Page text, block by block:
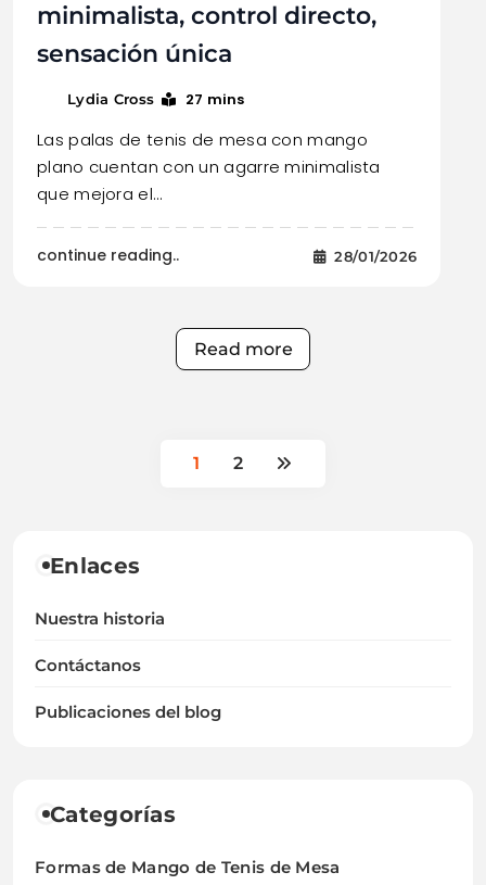
minimalista, control directo,
sensación única
Lydia Cross 27 mins
Las palas de tenis de mesa con mango
plano cuentan con un agarre minimalista
que mejora el…
continue reading.. 28/01/2026
Read more
1 2
Enlaces
Nuestra historia
Contáctanos
Publicaciones del blog
Categorías
Formas de Mango de Tenis de Mesa